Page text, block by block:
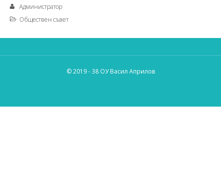
Администратор
Обществен съвет
© 2019 - 38 ОУ Васил Априлов